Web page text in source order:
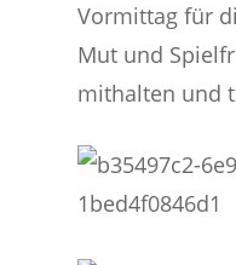
Vormittag für
Mut und
mithalten und